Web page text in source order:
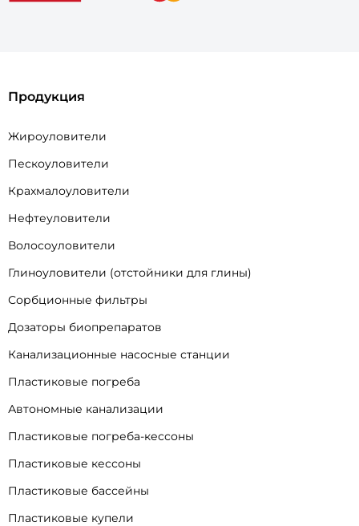
Продукция
Жироуловители
Пескоуловители
Крахмалоуловители
Нефтеуловители
Волосоуловители
Глиноуловители (отстойники для глины)
Сорбционные фильтры
Дозаторы биопрепаратов
Канализационные насосные станции
Пластиковые погреба
Автономные канализации
Пластиковые погреба-кессоны
Пластиковые кессоны
Пластиковые бассейны
Пластиковые купели